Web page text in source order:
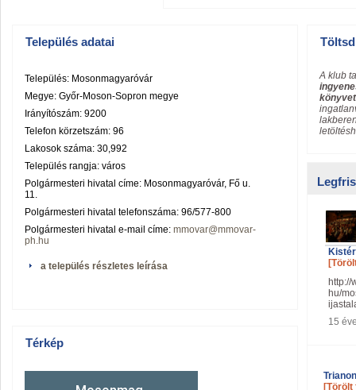
Település adatai
Település: Mosonmagyaróvár
Megye: Győr-Moson-Sopron megye
Irányítószám: 9200
Telefon körzetszám: 96
Lakosok száma: 30,992
Település rangja: város
Polgármesteri hivatal címe: Mosonmagyaróvár, Fő u.
11.
Polgármesteri hivatal telefonszáma: 96/577-800
Polgármesteri hivatal e-mail címe: mmovar@mmovar-
ph.hu
a település részletes leírása
Térkép
A klub
könyvet
http://
hu/
15
[Törölt